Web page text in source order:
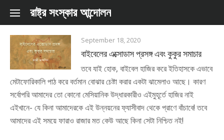
Skip to content
রাষ্ট্র সংস্কার আন্দোলন
September 18, 2020
বাইবেলের এক্সোডাস প্রসঙ্গ এবং কুকুর সমাচার
তবে যাই হোক, বাইবেল হাজির করে ইতিহাসকে এভাবে
মেটাফোরিকালি পাঠ করে বর্তমান বোঝার চেষ্টা করার একটা ঝামেলাও আছে। কারণ
সর্বোপরি আমাদের তো কোনো মেসিয়ানিক উদ্ধারকারীও এইমুহূর্তে হাজির নাই
এইখানে- যে কিনা আমাদেরকে এই উন্নয়নের ফ্যাসীবাদ থেকে প্রাণে বাঁচাবে! তবে
আমাদের এই সময়ে ফারাও রাজার মত কেউ আছে কিনা সেটা নিশ্চিত নই!